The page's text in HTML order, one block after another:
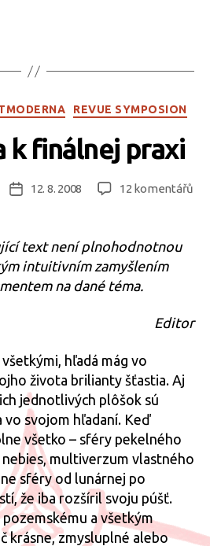
RubrikyREVUE SYMPOSION
k finálnej praxi
Datum
12. 8. 2008 12 komentářů
text není plnohodnotnou
intuitivním zamyšlením
na dané téma.
Editor
hľadá mág vo
života brilianty šťastia. Aj
jednotlivých plôšok sú
vo svojom hľadaní. Keď
všetko – sféry pekelného
multiverzum vlastného
sféry od lunárnej po
že iba rozšíril svoju púšť.
a všetkým
krásne, zmysluplné alebo